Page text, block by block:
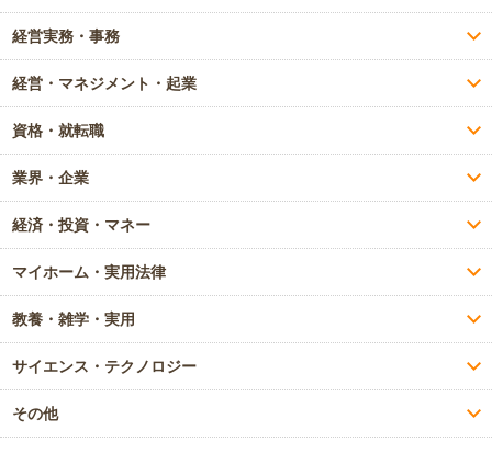
経営実務・事務
経営・マネジメント・起業
資格・就転職
業界・企業
経済・投資・マネー
マイホーム・実用法律
教養・雑学・実用
サイエンス・テクノロジー
その他